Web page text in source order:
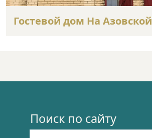
Гостевой дом На Азовской
Поиск по сайту